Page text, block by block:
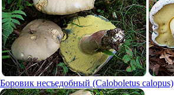
Боровик несъедобный (Caloboletus calopus)